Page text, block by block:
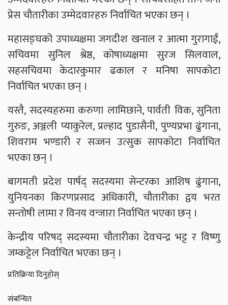
प्रेस चौतारीका उम्मेदवारहरु निर्वाचित भएका छन् ।
महासङ्घको उपाध्यक्षमा जगदीश खनाल र आत्मा गुरागाईं,
सचिवमा सुनिल श्रेष्ठ, कोषाध्यक्षमा सुरज सिलवाल,
सहसचिवमा केदारकुमार ढकाल र मनिषा सापकोटा
निर्वाचित भएका छन् ।
यस्तै, सदस्यहरुमा करुणा लामिछाने, पार्वती विक, सुनिता
गुरुङ, अञ्जली प्याकुरेल, प्रल्हाद पुडासैनी, पुण्यप्रभा ढुंगाना,
शिवराम भण्डारी र सज्जन उत्सुक सापकोटा निर्वाचित
भएका छन् ।
बागमती प्रदेश पार्षद् सदस्यमा सेन्टरका आशिष ढुंगाना,
युनियनका किरणप्रसाद अधिकारी, चौतारीका द्वय भरत
सन्तोषी लामा र विनय वन्जारा निर्वाचित भएका छन् ।
केन्द्रीय परिषद् सदस्यमा चौतारीका देवचन्द्र भट्ट र विष्णु
जम्कट्टेल निर्वाचित भएका छन् ।
प्रतिक्रिया दिनुहोस्
संबन्धित